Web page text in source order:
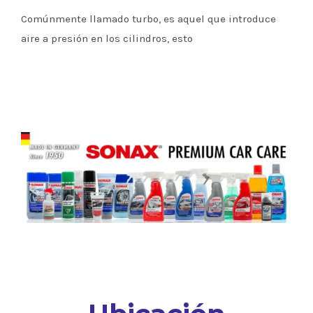
Comúnmente llamado turbo, es aquel que introduce
aire a presión en los cilindros, esto